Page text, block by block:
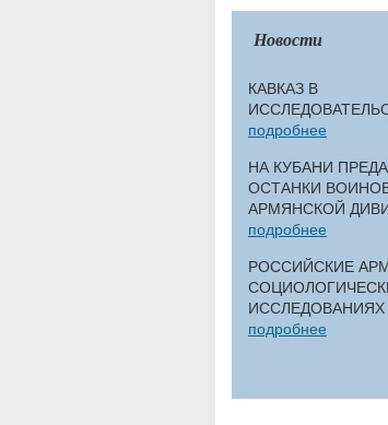
Новости
КАВКАЗ В
подробнее
НА КУБАНИ
ОСТАНКИ
АРМЯНСКОЙ
подробнее
РОССИЙСКИЕ
ИССЛЕДОВАНИЯХ
подробнее